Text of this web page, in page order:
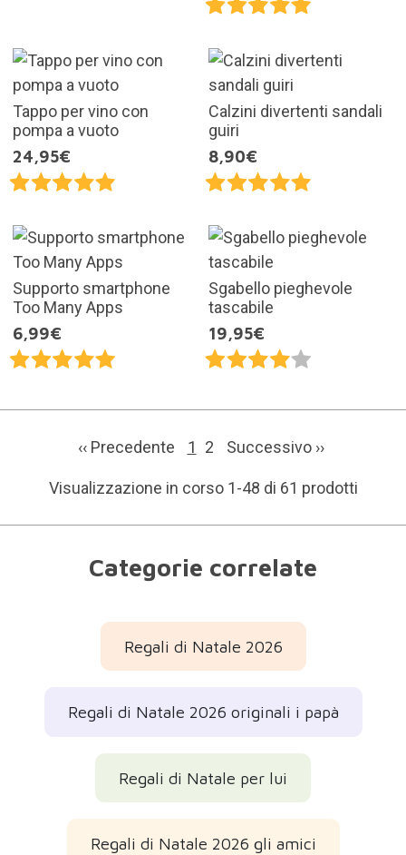
Tappo per vino con
pompa a vuoto
24,95€
Calzini divertenti sandali
guiri
8,90€
Supporto smartphone
Too Many Apps
6,99€
Sgabello pieghevole
tascabile
19,95€
‹‹ Precedente 1 2 Successivo ››
Visualizzazione in corso 1-48 di 61 prodotti
Categorie correlate
Regali di Natale 2026
Regali di Natale 2026 originali i papà
Regali di Natale per lui
Regali di Natale 2026 gli amici